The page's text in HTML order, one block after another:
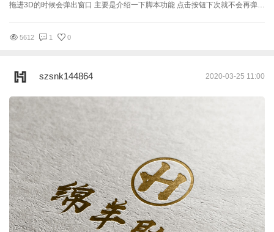
拖进3D的时候会弹出窗口 主要是介绍一下脚本功能 点击按钮下次就不会再弹出此窗口 --------------------------------------------------------------------------------------------------------------- 其中常用，渲染，建模，灯光，相机，文件夹的按钮都是可以修改的 修改位置在菜单里面 也可以设置跟随3DMAX启动而启动脚本，同时也可以关闭自启 --------------------------------------------------------------------------------------------------------------- 除了文件夹按钮是添加文件夹的功能 其它的6个按钮是添加脚本（ms,mse）和 （jpg,exe,mp4,tga）等执行文件 -------------------------------------------------------------------------------------------------------------- 文件夹功能就是选择一个文件夹，点击直接就打开了 -------------------------------------------------------------------------------------------------------------- 蓝奏云 https://www.lanzous.com/b07lacbtg 密码:5wcb -------------------------------------------------------------------------------------------------------------- 百度网盘 https://pan.baidu.com/s/1sOitojv5ug0ekzHT5_e8UQ 提取码：1kig 主界面
5612 1 0
szsnk144864 2020-03-25 11:00